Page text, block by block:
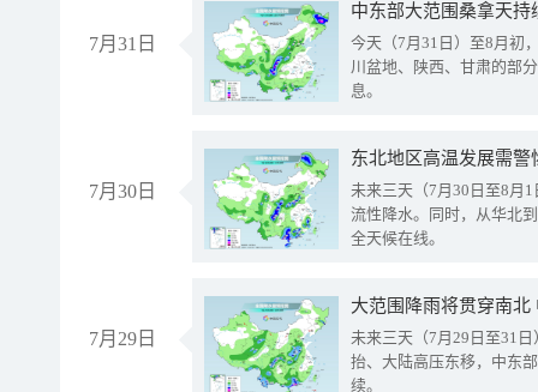
7月31日
中东部大范围桑拿天
今天（7月31日）至8月初
川盆地、陕西、甘肃的部
息。
7月30日
东北地区高温发展需
未来三天（7月30日至8月
流性降水。同时，从华北
全天候在线。
7月29日
大范围降雨将贯穿南
未来三天（7月29日至31
抬、大陆高压东移，中东
续。